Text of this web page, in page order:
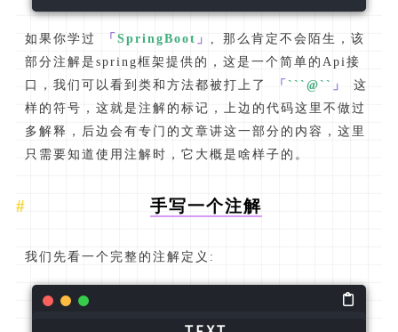
如果你学过 「 SpringBoot 」
, 那么肯定不会陌生，该
部分注解是spring框架提供的，这是一个简单的Api接
口，我们可以看到类和方法都被打上了
「 ```@`` 」
这
样的符号，这就是注解的标记，上边的代码这里不做过
多解释，后边会有专门的文章讲这一部分的内容，这里
只需要知道使用注解时，它大概是啥样子的。
手写一个注解
我们先看一个完整的注解定义: